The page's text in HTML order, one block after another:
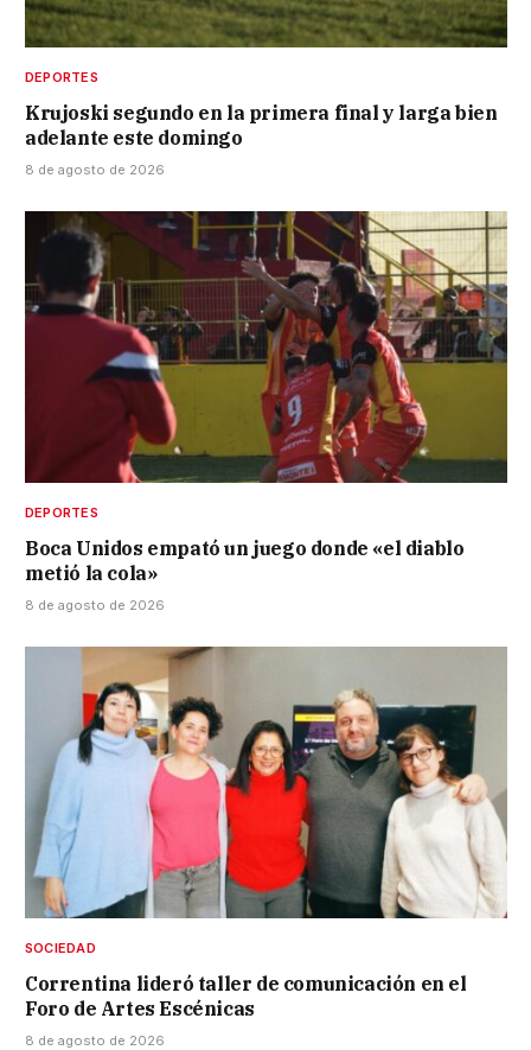
DEPORTES
Krujoski segundo en la primera final y larga bien
adelante este domingo
8 de agosto de 2026
DEPORTES
Boca Unidos empató un juego donde «el diablo
metió la cola»
8 de agosto de 2026
SOCIEDAD
Correntina lideró taller de comunicación en el
Foro de Artes Escénicas
8 de agosto de 2026